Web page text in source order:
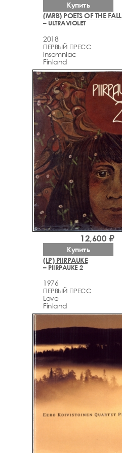
(MRB) POETS OF THE FALL
– ULTRAVIOLET
2018
ПЕРВЫЙ ПРЕСС
Insomniac
Finland
Купить
(LP) PIIRPAUKE
– PIIRPAUKE 2
1976
ПЕРВЫЙ ПРЕСС
Love
Finland
12,600 ₽
Купить